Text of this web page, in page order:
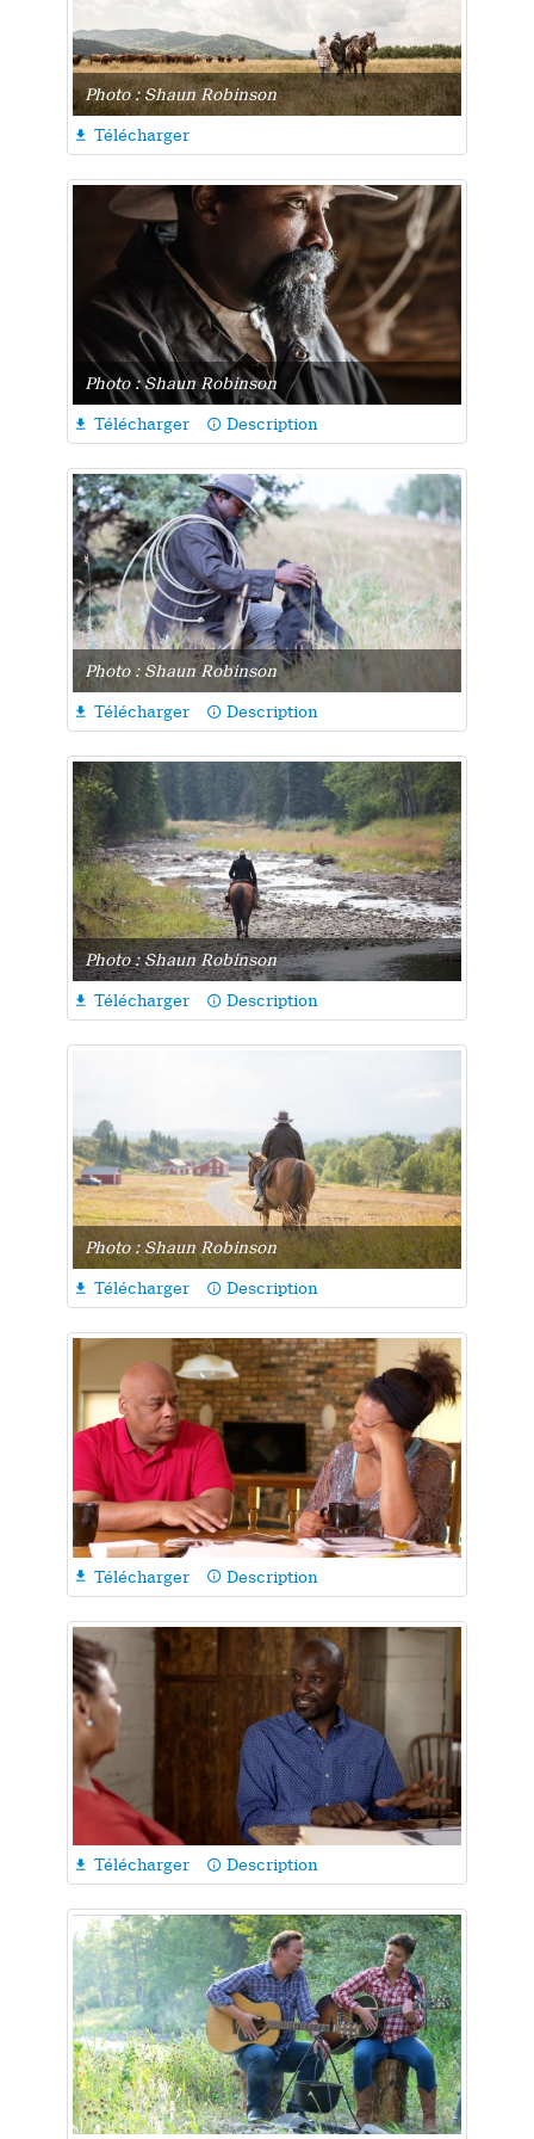
Photo : Shaun Robinson
 Télécharger
Photo : Shaun Robinson
 Télécharger info_outline Description
Photo : Shaun Robinson
 Télécharger info_outline Description
Photo : Shaun Robinson
 Télécharger info_outline Description
Photo : Shaun Robinson
 Télécharger info_outline Description
 Télécharger info_outline Description
 Télécharger info_outline Description